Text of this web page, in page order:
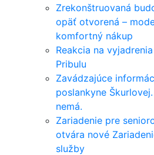
Zrekonštruovaná
opäť otvorená –
komfortný nákup
Reakcia na
Pribulu
Zavádzajúce
poslankyne
nemá.
Zariadenie pre
otvára nové
služby